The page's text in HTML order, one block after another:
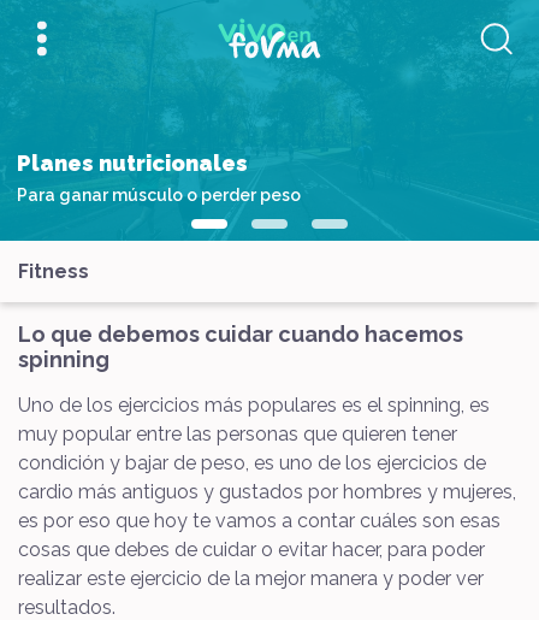
Planes nutricionales
Para ganar músculo o perder peso
Fitness
Lo que debemos cuidar cuando hacemos
spinning
Uno de los ejercicios más populares es el spinning, es
muy popular entre las personas que quieren tener
condición y bajar de peso, es uno de los ejercicios de
cardio más antiguos y gustados por hombres y mujeres,
es por eso que hoy te vamos a contar cuáles son esas
cosas que debes de cuidar o evitar hacer, para poder
realizar este ejercicio de la mejor manera y poder ver
resultados.